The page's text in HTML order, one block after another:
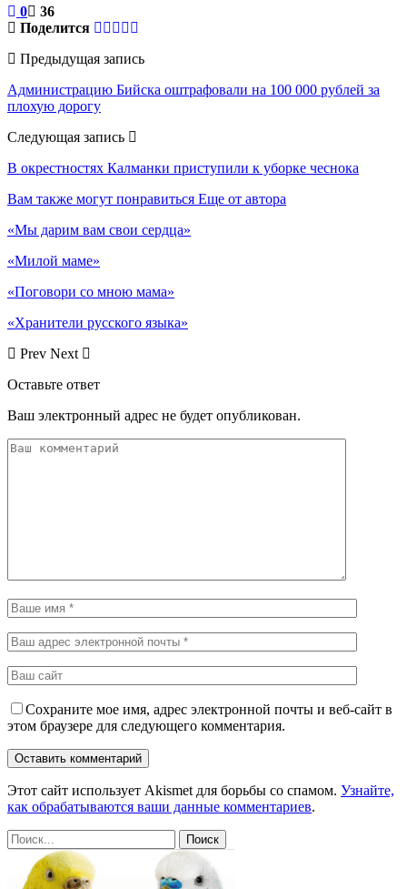
0
36
Поделится
Предыдущая запись
Администрацию Бийска оштрафовали на 100 000 рублей за
плохую дорогу
Следующая запись
В окрестностях Калманки приступили к уборке чеснока
Вам также могут понравиться Еще от автора
«Мы дарим вам свои сердца»
«Милой маме»
«Поговори со мною мама»
«Хранители русского языка»
Prev Next
Оставьте ответ
Ваш электронный адрес не будет опубликован.
Сохраните мое имя, адрес электронной почты и веб-сайт в
этом браузере для следующего комментария.
Этот сайт использует Akismet для борьбы со спамом. Узнайте,
как обрабатываются ваши данные комментариев.